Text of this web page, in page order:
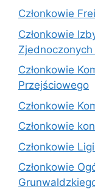
Członkowie
Członkowie
Członkowie
Przejściowego
Członkowie
Członkowie
Członkowie
Członkowie